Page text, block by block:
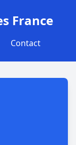
France
Contact